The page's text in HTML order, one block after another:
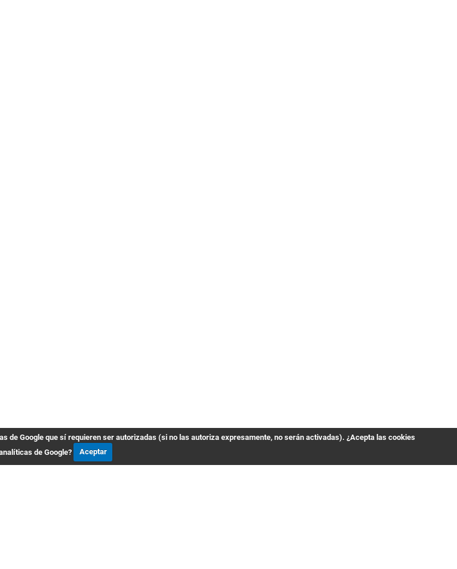
de Google que sí requieren ser autorizadas (si no las autoriza expresamente, no serán activadas). ¿Acepta las cookies
de Google?
Aceptar